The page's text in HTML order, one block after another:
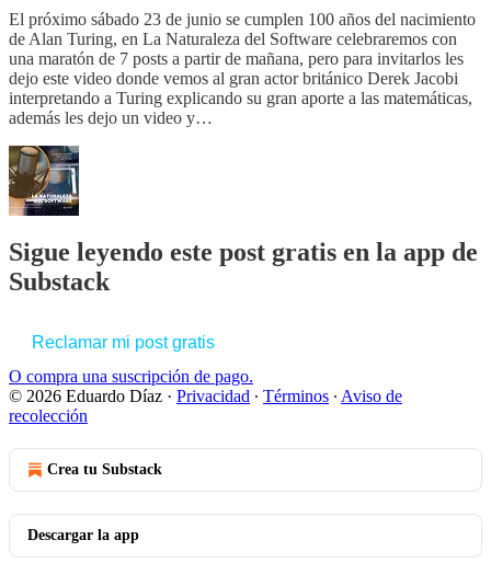
El próximo sábado 23 de junio se cumplen 100 años del nacimiento
de Alan Turing, en La Naturaleza del Software celebraremos con
una maratón de 7 posts a partir de mañana, pero para invitarlos les
dejo este video donde vemos al gran actor británico Derek Jacobi
interpretando a Turing explicando su gran aporte a las matemáticas,
además les dejo un video y…
Sigue leyendo este post gratis en la app de
Substack
Reclamar mi post gratis
O compra una suscripción de pago.
© 2026 Eduardo Díaz · Privacidad ∙ Términos ∙ Aviso de
recolección
Crea tu Substack
Descargar la app